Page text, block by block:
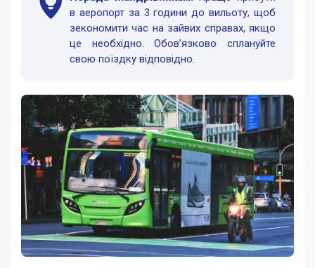
в аеропорт за 3 години до вильоту, щоб
зекономити час на зайвих справах, якщо
це необхідно. Обов’язково сплануйте
свою поїздку відповідно.